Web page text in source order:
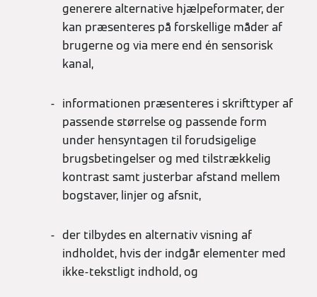
generere alternative hjælpeformater, der
kan præsenteres på forskellige måder af
brugerne og via mere end én sensorisk
kanal,
informationen præsenteres i skrifttyper af
passende størrelse og passende form
under hensyntagen til forudsigelige
brugsbetingelser og med tilstrækkelig
kontrast samt justerbar afstand mellem
bogstaver, linjer og afsnit,
der tilbydes en alternativ visning af
indholdet, hvis der indgår elementer med
ikke-tekstligt indhold, og